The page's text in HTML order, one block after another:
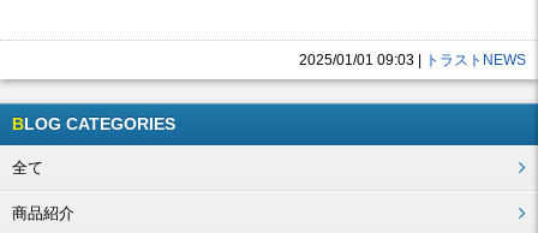
2025/01/01 09:03 | トラストNEWS
BLOG CATEGORIES
全て
商品紹介